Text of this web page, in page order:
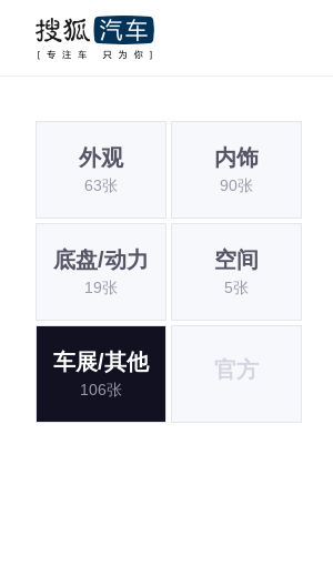
外观
63张
内饰
90张
底盘/动力
19张
空间
5张
车展/其他
106张
官方